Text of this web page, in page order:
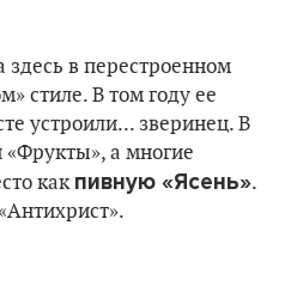
здесь в перестроенном
стиле. В том году ее
устроили... зверинец. В
«Фрукты», а многие
как пивную «Ясень».